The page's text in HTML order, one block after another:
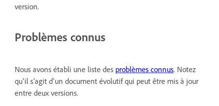
version.
Problèmes connus
Nous avons établi une liste des problèmes connus. Notez
qu’il s’agit d’un document évolutif qui peut être mis à jour
entre deux versions.